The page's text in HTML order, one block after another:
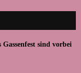
sind vorbei